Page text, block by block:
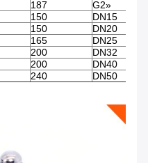
187
G2»
150
DN15
150
DN20
165
DN25
200
DN32
200
DN40
240 DN50